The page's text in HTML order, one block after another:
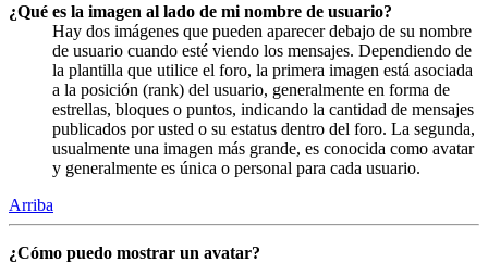
¿Qué es la imagen al lado de mi nombre de usuario?
Hay dos imágenes que pueden aparecer debajo de su nombre
de usuario cuando esté viendo los mensajes. Dependiendo de
la plantilla que utilice el foro, la primera imagen está asociada
a la posición (rank) del usuario, generalmente en forma de
estrellas, bloques o puntos, indicando la cantidad de mensajes
publicados por usted o su estatus dentro del foro. La segunda,
usualmente una imagen más grande, es conocida como avatar
y generalmente es única o personal para cada usuario.
Arriba
¿Cómo puedo mostrar un avatar?